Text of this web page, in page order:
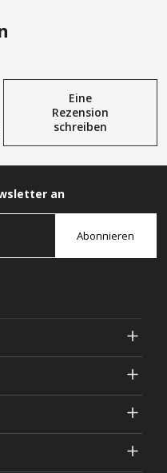
Eine
Rezension
schreiben
an
Abonnieren